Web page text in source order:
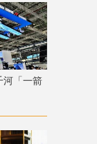
河「一箭